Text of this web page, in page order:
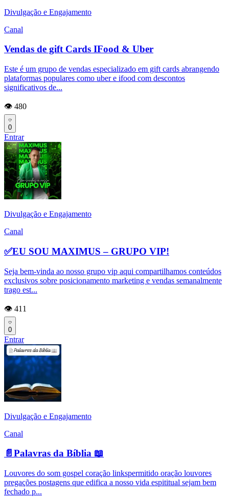
Divulgação e Engajamento
Canal
Vendas de gift Cards IFood & Uber
Este é um grupo de vendas especializado em gift cards abrangendo
plataformas populares como uber e ifood com descontos
significativos de...
👁️ 480
0
Entrar
Divulgação e Engajamento
Canal
✅EU SOU MAXIMUS – GRUPO VIP!
Seja bem-vinda ao nosso grupo vip aqui compartilhamos conteúdos
exclusivos sobre posicionamento marketing e vendas semanalmente
trago est...
👁️ 411
0
Entrar
Divulgação e Engajamento
Canal
📄Palavras da Bíblia 📖
Louvores do som gospel coração linkspermitido oração louvores
pregações postagens que edifica a nosso vida espititual sejam bem
fechado p...